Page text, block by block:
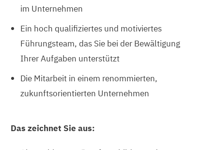
im Unternehmen
Ein hoch qualifiziertes und motiviertes
Führungsteam, das Sie bei der Bewältigung
Ihrer Aufgaben unterstützt
Die Mitarbeit in einem renommierten,
zukunftsorientierten Unternehmen
Das zeichnet Sie aus: